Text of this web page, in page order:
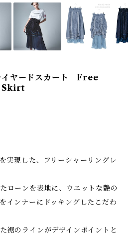
イヤードスカート Free
Skirt
実現した、フリーシャーリングレ
ローンを表地に、ウエットな艶の
インナーにドッキングしたこだわ
裾のラインがデザインポイントと